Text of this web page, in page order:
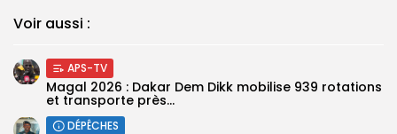
Voir aussi :
APS-TV
Magal 2026 : Dakar Dem Dikk mobilise 939 rotations
et transporte près...
DÉPÊCHES